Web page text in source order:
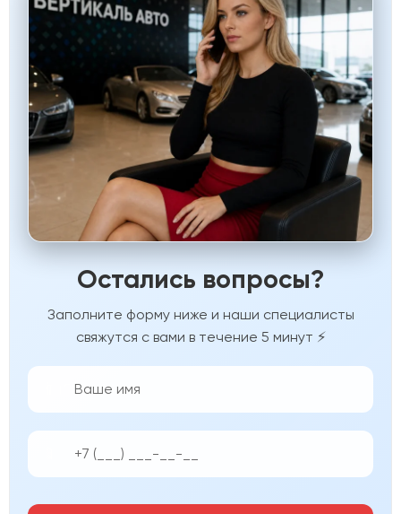
Остались вопросы?
Заполните форму ниже и наши специалисты
свяжутся с вами в течение 5 минут ⚡